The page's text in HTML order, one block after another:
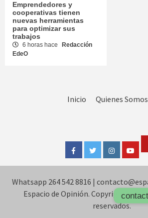
Emprendedores y
cooperativas tienen
nuevas herramientas
para optimizar sus
trabajos
6 horas hace
Redacción
EdeO
Inicio Quienes Somos
FacebookTwitterInstagramYoutube
Whatsapp 264 542 8816 |
Espacio de Opinión. Copyright ©
reservados.